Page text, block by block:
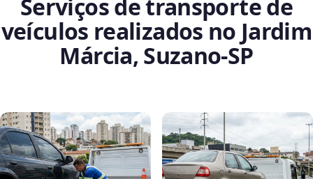
Serviços de transporte de
veículos realizados no Jardim
Márcia, Suzano‑SP